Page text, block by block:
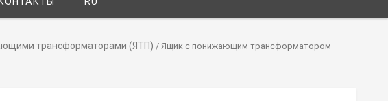
трансформаторами (ЯТП) / Ящик с понижающим трансформатором